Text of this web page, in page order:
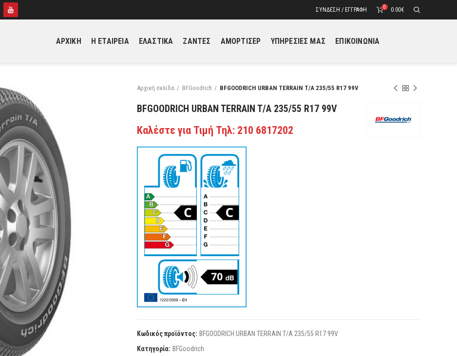
ΣΎΝΔΕΣΗ / ΕΓΓΡΑΦΉ 0 0.00€
ΑΡΧΙΚΗ H ΕΤΑΙΡΕΙΑ ΕΛΑΣΤΙΚΑ ΖΑΝΤΕΣ ΑΜΟΡΤΙΣΕΡ ΥΠΗΡΕΣΙΕΣ ΜΑΣ ΕΠΙΚΟΙΝΩΝΙΑ
Αρχική σελίδα BFGoodrich BFGOODRICH URBAN TERRAIN T/A 235/55 R17 99V
BFGOODRICH URBAN TERRAIN T/A 235/55 R17 99V
Καλέστε για Τιμή Τηλ: 210 6817202
Κωδικός προϊόντος: BFGOODRICH URBAN TERRAIN T/A 235/55 R17 99V
Κατηγορία: BFGoodrich